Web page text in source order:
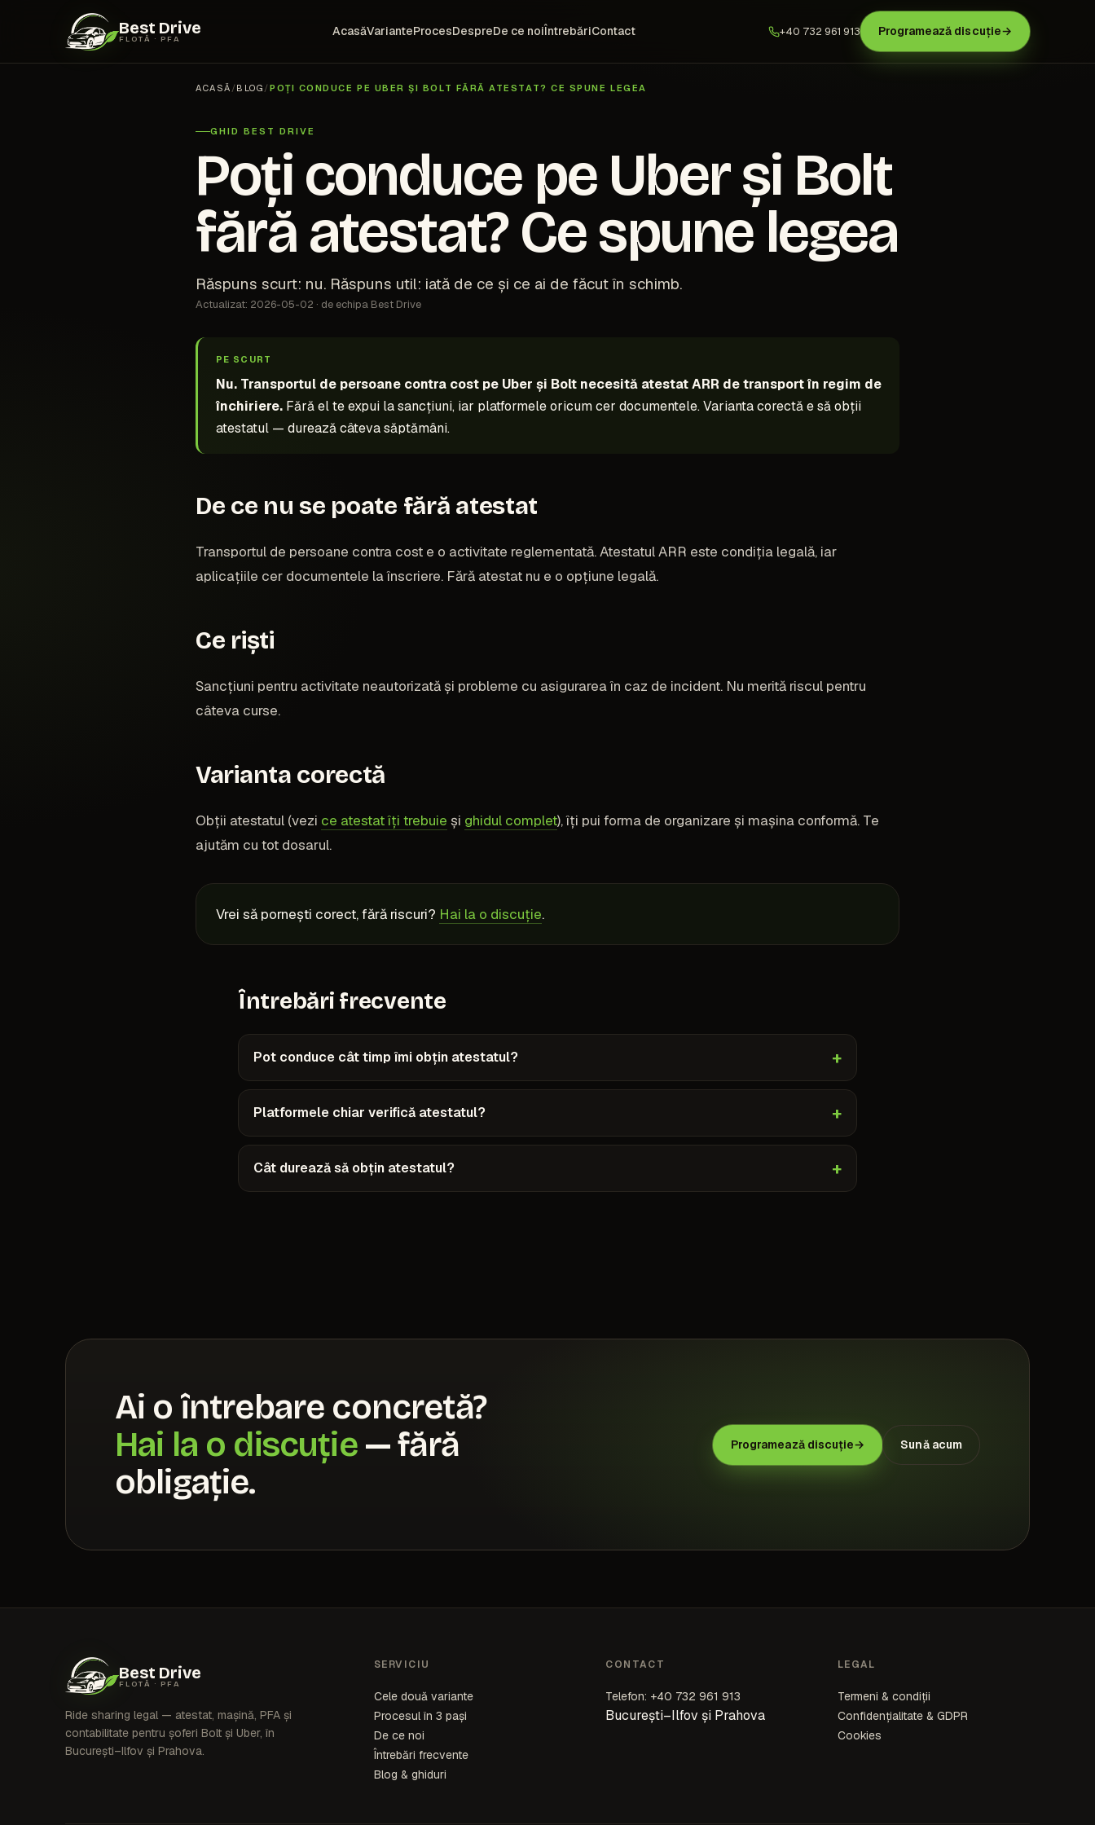
Best Drive
FLOTĂ · PFA
AcasăVarianteProcesDespreDe ce noiÎntrebăriContact +40 732 961 913 Programează discuție→
ACASĂ / BLOG / POȚI CONDUCE PE UBER ȘI BOLT FĂRĂ ATESTAT? CE SPUNE LEGEA
GHID BEST DRIVE
Poți conduce pe Uber și Bolt
fără atestat? Ce spune legea
Răspuns scurt: nu. Răspuns util: iată de ce și ce ai de făcut în schimb.
Actualizat: 2026-05-02 · de echipa Best Drive
PE SCURT
Nu. Transportul de persoane contra cost pe Uber și Bolt necesită atestat ARR de transport în regim de
închiriere. Fără el te expui la sancțiuni, iar platformele oricum cer documentele. Varianta corectă e să obții
atestatul — durează câteva săptămâni.
De ce nu se poate fără atestat
Transportul de persoane contra cost e o activitate reglementată. Atestatul ARR este condiția legală, iar
aplicațiile cer documentele la înscriere. Fără atestat nu e o opțiune legală.
Ce riști
Sancțiuni pentru activitate neautorizată și probleme cu asigurarea în caz de incident. Nu merită riscul pentru
câteva curse.
Varianta corectă
Obții atestatul (vezi ce atestat îți trebuie și ghidul complet), îți pui forma de organizare și mașina conformă. Te
ajutăm cu tot dosarul.
Vrei să pornești corect, fără riscuri? Hai la o discuție.
Întrebări frecvente
Pot conduce cât timp îmi obțin atestatul?
Platformele chiar verifică atestatul?
Cât durează să obțin atestatul?
Ai o întrebare concretă?
Hai la o discuție— fără
obligație.
Programează discuție→ Sună acum
Best Drive
FLOTĂ · PFA
Ride sharing legal — atestat, mașină, PFA și
contabilitate pentru șoferi Bolt și Uber, în
București–Ilfov și Prahova.
SERVICIU
Cele două variante
Procesul în 3 pași
De ce noi
Întrebări frecvente
Blog & ghiduri
CONTACT
Telefon: +40 732 961 913
București–Ilfov și Prahova
LEGAL
Termeni & condiții
Confidențialitate & GDPR
Cookies